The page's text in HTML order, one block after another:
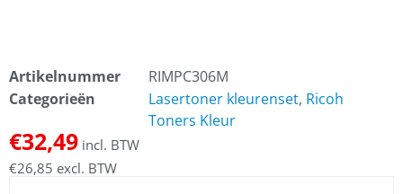
Artikelnummer
RIMPC306M
Categorieën
Lasertoner kleurenset, Ricoh
Toners Kleur
€32,49 incl. BTW
€26,85 excl. BTW